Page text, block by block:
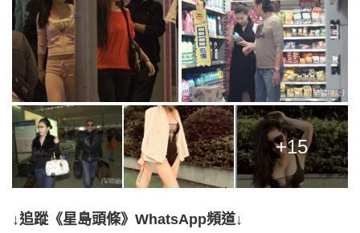
+15
↓追蹤《星島頭條》WhatsApp頻道↓